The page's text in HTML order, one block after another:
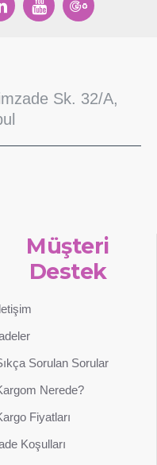
Sk. 32/A,
Müşteri
Destek
Sorulan Sorular
Nerede?
Fiyatları
Koşulları